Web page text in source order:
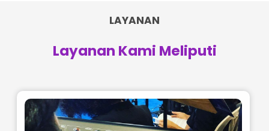
LAYANAN
Layanan Kami Meliputi